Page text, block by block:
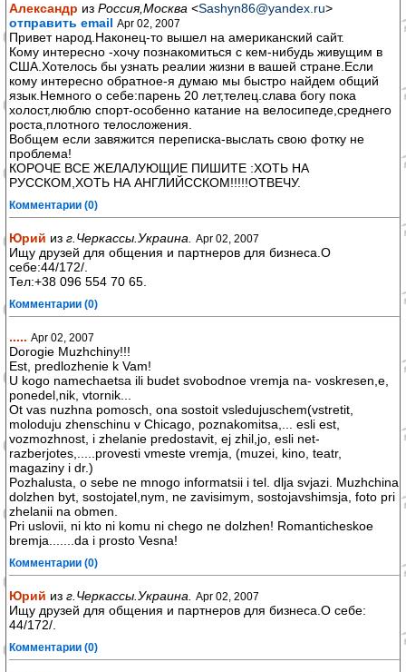
Александр из Россия,Москва <Sashyn86@yandex.ru>
отправить email Apr 02, 2007
Привет народ.Наконец-то вышел на американский сайт.
Кому интересно -хочу познакомиться с кем-нибудь живущим в
США.Хотелось бы узнать реалии жизни в вашей стране.Если
кому интересно обратное-я думаю мы быстро найдем общий
язык.Немного о себе:парень 20 лет,телец.слава богу пока
холост,люблю спорт-особенно катание на велосипеде,среднего
роста,плотного телосложения.
Вобщем если завяжится переписка-выслать свою фотку не
проблема!
КОРОЧЕ ВСЕ ЖЕЛАЛУЮЩИЕ ПИШИТЕ :ХОТЬ НА
РУССКОМ,ХОТЬ НА АНГЛИЙССКОМ!!!!!ОТВЕЧУ.
Комментарии (0)
Юрий из г.Черкассы.Украина. Apr 02, 2007
Ищу друзей для общения и партнеров для бизнеса.О
себе:44/172/.
Тел:+38 096 554 70 65.
Комментарии (0)
..... Apr 02, 2007
Dorogie Muzhchiny!!!
Est, predlozhenie k Vam!
U kogo namechaetsa ili budet svobodnoe vremja na- voskresen,e,
ponedel,nik, vtornik...
Ot vas nuzhna pomosch, ona sostoit vsledujuschem(vstretit,
moloduju zhenschinu v Chicago, poznakomitsa,... esli est,
vozmozhnost, i zhelanie predostavit, ej zhil,jo, esli net-
razberjotes,.....provesti vmeste vremja, (muzei, kino, teatr,
magaziny i dr.)
Pozhalusta, o sebe ne mnogo informatsii i tel. dlja svjazi. Muzhchina
dolzhen byt, sostojatel,nym, ne zavisimym, sostojavshimsja, foto pri
zhelanii na obmen.
Pri uslovii, ni kto ni komu ni chego ne dolzhen! Romanticheskoe
bremja.......da i prosto Vesna!
Комментарии (0)
Юрий из г.Черкассы.Украина. Apr 02, 2007
Ищу друзей для общения и партнеров для бизнеса.О себе:
44/172/.
Комментарии (0)